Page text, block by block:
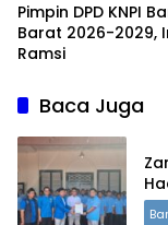
Pimpin DPD KNPI
Barat 2026-2029,
Ramsi
Baca Juga